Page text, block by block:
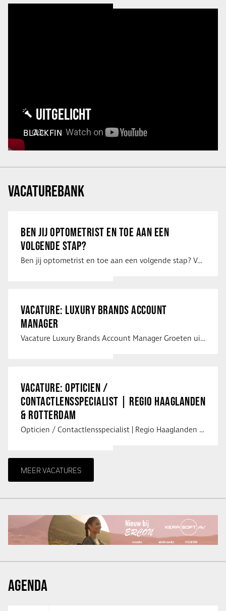
UITGELICHT
BLACKFIN
VACATUREBANK
BEN JIJ OPTOMETRIST EN TOE AAN EEN
VOLGENDE STAP?
Ben jij optometrist en toe aan een volgende stap? Voor een optiekketen is Eye …
VACATURE: LUXURY BRANDS ACCOUNT
MANAGER
Vacature Luxury Brands Account Manager Groeten uit Spanje! Vanaf mijn …
VACATURE: OPTICIEN /
CONTACTLENSSPECIALIST | REGIO HAAGLANDEN
& ROTTERDAM
Opticien / Contactlensspecialist | Regio Haaglanden & Rotterdam Saludos uit …
MEER VACATURES
AGENDA